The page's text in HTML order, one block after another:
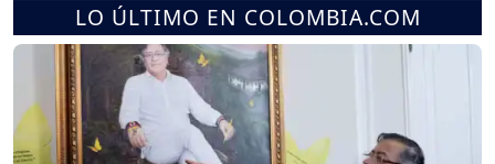
LO ÚLTIMO EN COLOMBIA.COM